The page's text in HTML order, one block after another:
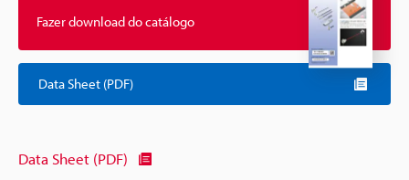
Fazer download do catálogo
Data Sheet (PDF)
Data Sheet (PDF)